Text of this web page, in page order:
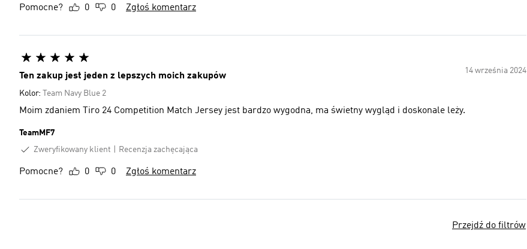
Pomocne? 0 0 Zgłoś komentarz
14 września 2024
Ten zakup jest jeden z lepszych moich zakupów
Kolor: Team Navy Blue 2
Moim zdaniem Tiro 24 Competition Match Jersey jest bardzo wygodna, ma świetny wygląd i doskonale leży.
TeamMF7
Zweryfikowany klient
Recenzja zachęcająca
Pomocne? 0 0 Zgłoś komentarz
Przejdź do filtrów